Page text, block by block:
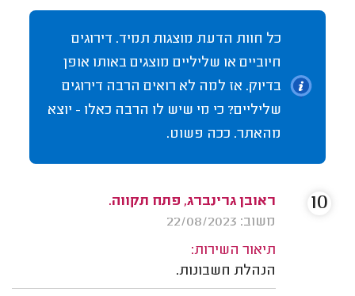
כל חוות הדעת מוצגות תמיד. דירוגים
חיוביים או שליליים מוצגים באותו אופן
בדיוק. אז למה לא רואים הרבה דירוגים
שליליים? כי מי שיש לו הרבה כאלו - יוצא
מהאתר. ככה פשוט.
ראובן גרינברג, פתח תקווה.
משוב: 22/08/2023
תיאור השירות:
הנהלת חשבונות.
10